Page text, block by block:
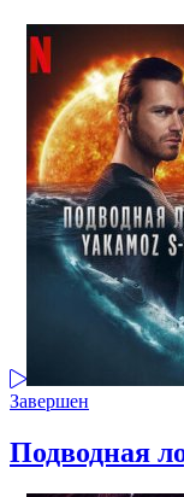
Завершен
Подводная